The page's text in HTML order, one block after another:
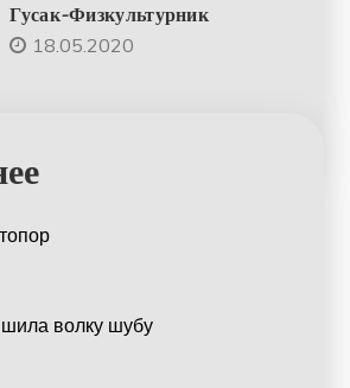
Гусак-Физкультурник
18.05.2020
шила волку шубу